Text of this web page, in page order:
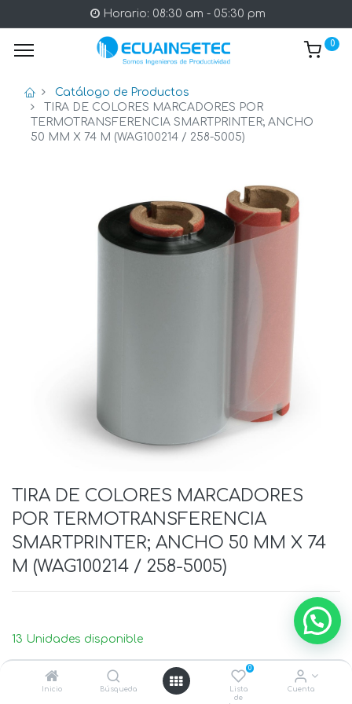
Inicio Búsqueda
0
Lista
de
Cuenta
Horario: 08:30 am - 05:30 pm
0
Catálogo de Productos
TIRA DE COLORES MARCADORES POR
TERMOTRANSFERENCIA SMARTPRINTER; ANCHO
50 MM X 74 M (WAG100214 / 258-5005)
TIRA DE COLORES MARCADORES
POR TERMOTRANSFERENCIA
SMARTPRINTER; ANCHO 50 MM X 74
M (WAG100214 / 258-5005)
13 Unidades disponible